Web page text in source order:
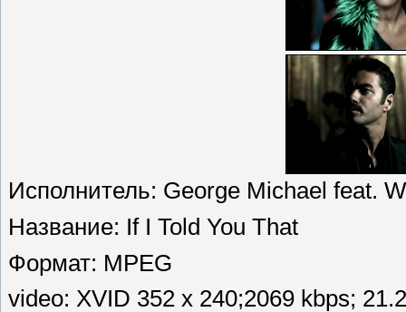
Исполнитель: George Michael feat.
Название: If I Told You That
Формат: MPEG
video: XVID 352 x 240;2069 kbps;